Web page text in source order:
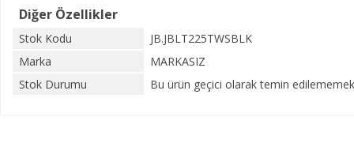
Diğer Özellikler
Stok Kodu
JB.JBLT225TWSBLK
Marka
MARKASIZ
Stok Durumu
Bu ürün geçici olarak temin